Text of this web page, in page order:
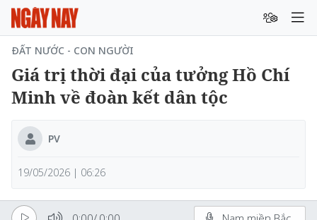
ĐẤT NƯỚC - CON NGƯỜI
Giá trị thời đại của tưởng Hồ Chí
Minh về đoàn kết dân tộc
PV
19/05/2026 | 06:26